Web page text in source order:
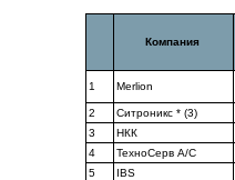
Компания
1 Merlion
2 Ситроникс * (3)
3
НКК
4
ТехноСерв А/С
5
IBS